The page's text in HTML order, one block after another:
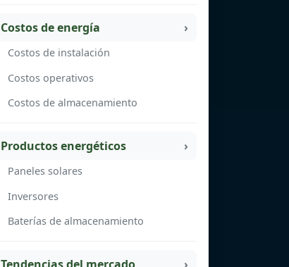
Costos de energía
Costos de instalación
Costos operativos
Costos de almacenamiento
Productos energéticos
Paneles solares
Inversores
Baterías de almacenamiento
Tendencias del mercado